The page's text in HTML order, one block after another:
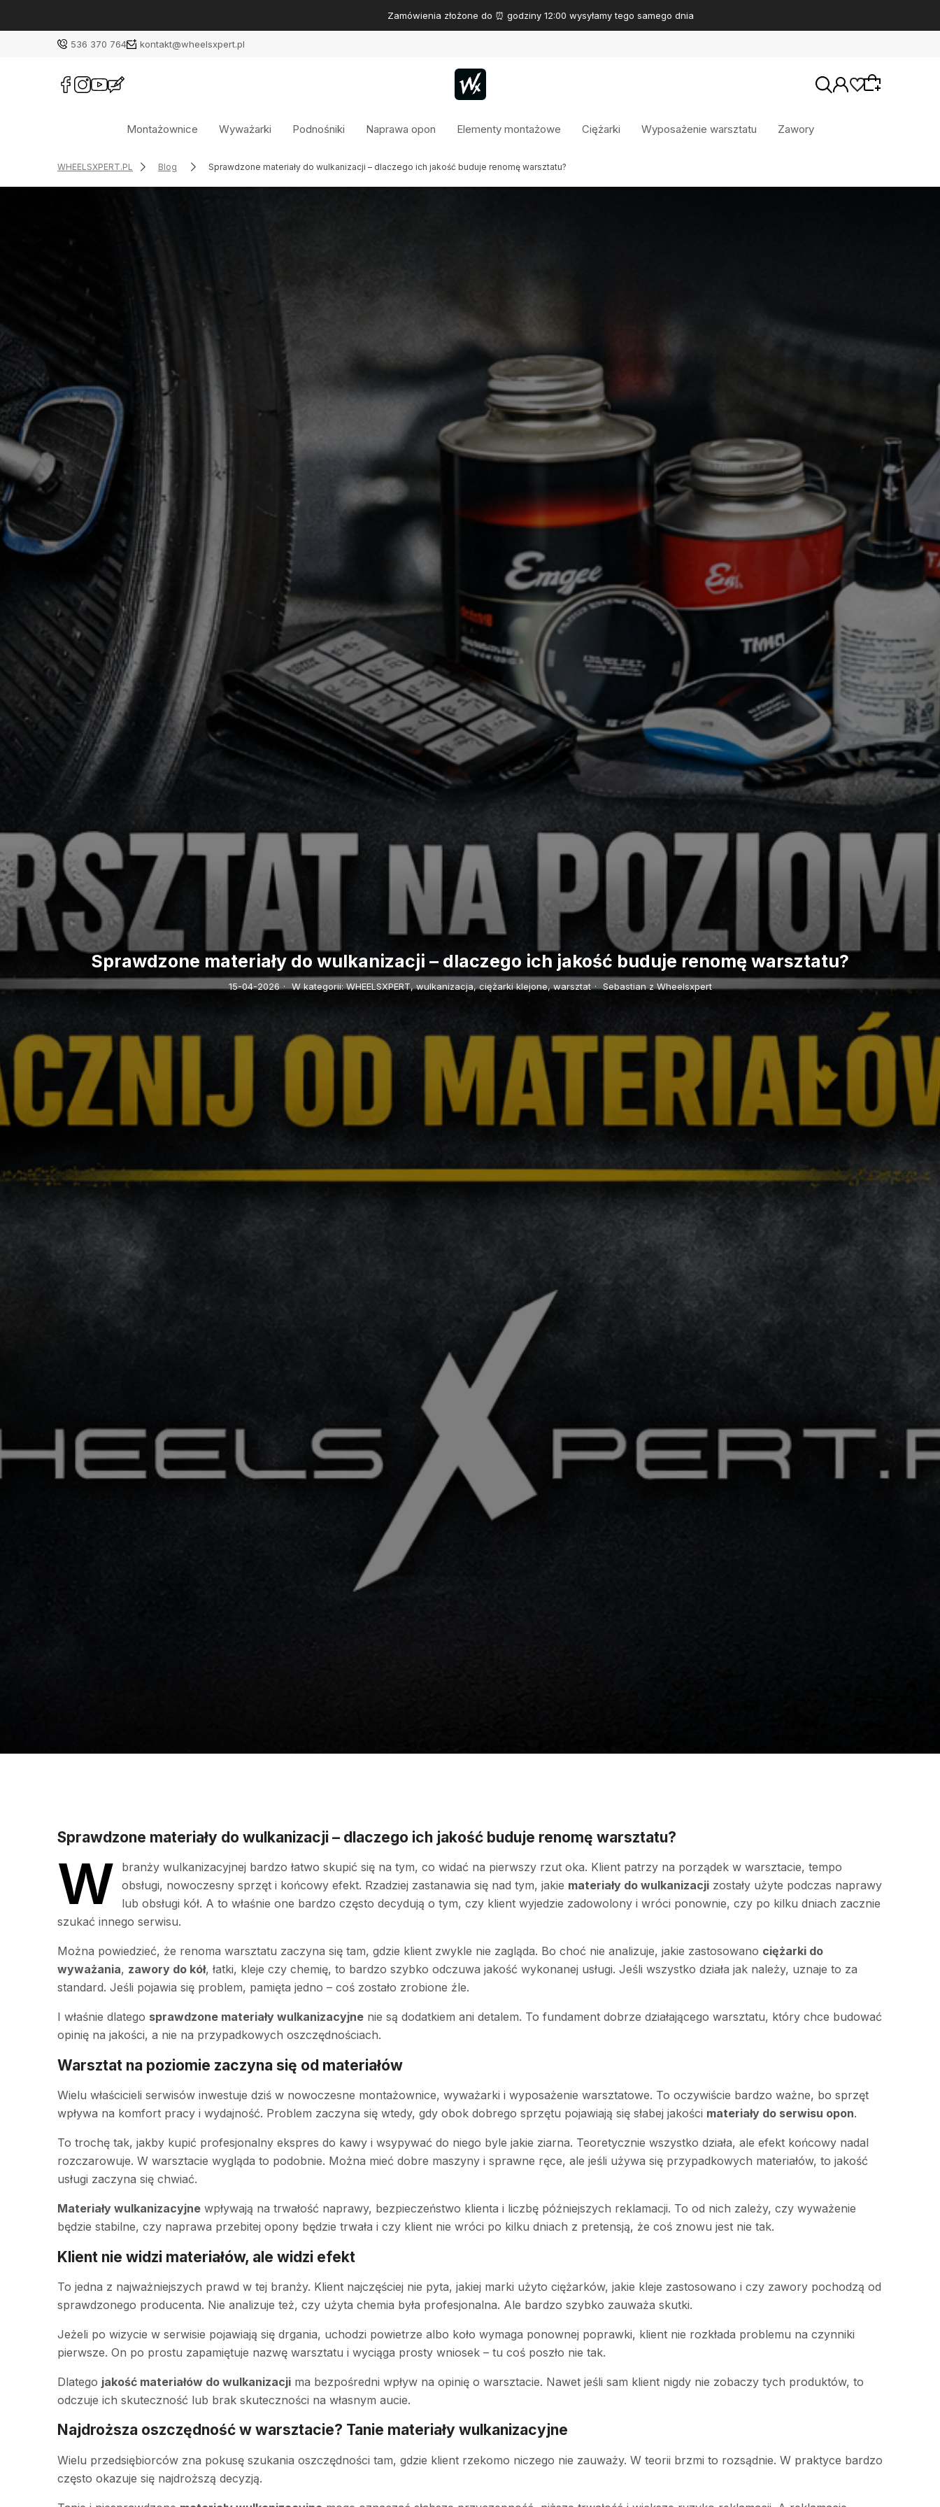
Zamówienia złożone do ⏰ godziny 12:00 wysyłamy tego samego dnia
536 370 764 kontakt@wheelsxpert.pl
Montażownice Wyważarki Podnośniki Naprawa opon Elementy montażowe Ciężarki Wyposażenie warsztatu Zawory
WHEELSXPERT.PL Blog Sprawdzone materiały do wulkanizacji – dlaczego ich jakość buduje renomę warsztatu?
Sprawdzone materiały do wulkanizacji – dlaczego ich jakość buduje renomę warsztatu?
15-04-2026 · W kategorii:WHEELSXPERT,wulkanizacja,ciężarki klejone,warsztat · Sebastian z Wheelsxpert
Sprawdzone materiały do wulkanizacji – dlaczego ich jakość buduje renomę warsztatu?
W
branży wulkanizacyjnej bardzo łatwo skupić się na tym, co widać na pierwszy rzut oka. Klient patrzy na porządek w warsztacie, tempo
obsługi, nowoczesny sprzęt i końcowy efekt. Rzadziej zastanawia się nad tym, jakie materiały do wulkanizacji zostały użyte podczas naprawy
lub obsługi kół. A to właśnie one bardzo często decydują o tym, czy klient wyjedzie zadowolony i wróci ponownie, czy po kilku dniach zacznie
szukać innego serwisu.
Można powiedzieć, że renoma warsztatu zaczyna się tam, gdzie klient zwykle nie zagląda. Bo choć nie analizuje, jakie zastosowano ciężarki do
wyważania, zawory do kół, łatki, kleje czy chemię, to bardzo szybko odczuwa jakość wykonanej usługi. Jeśli wszystko działa jak należy, uznaje to za
standard. Jeśli pojawia się problem, pamięta jedno – coś zostało zrobione źle.
I właśnie dlatego sprawdzone materiały wulkanizacyjne nie są dodatkiem ani detalem. To fundament dobrze działającego warsztatu, który chce budować
opinię na jakości, a nie na przypadkowych oszczędnościach.
Warsztat na poziomie zaczyna się od materiałów
Wielu właścicieli serwisów inwestuje dziś w nowoczesne montażownice, wyważarki i wyposażenie warsztatowe. To oczywiście bardzo ważne, bo sprzęt
wpływa na komfort pracy i wydajność. Problem zaczyna się wtedy, gdy obok dobrego sprzętu pojawiają się słabej jakości materiały do serwisu opon.
To trochę tak, jakby kupić profesjonalny ekspres do kawy i wsypywać do niego byle jakie ziarna. Teoretycznie wszystko działa, ale efekt końcowy nadal
rozczarowuje. W warsztacie wygląda to podobnie. Można mieć dobre maszyny i sprawne ręce, ale jeśli używa się przypadkowych materiałów, to jakość
usługi zaczyna się chwiać.
Materiały wulkanizacyjne wpływają na trwałość naprawy, bezpieczeństwo klienta i liczbę późniejszych reklamacji. To od nich zależy, czy wyważenie
będzie stabilne, czy naprawa przebitej opony będzie trwała i czy klient nie wróci po kilku dniach z pretensją, że coś znowu jest nie tak.
Klient nie widzi materiałów, ale widzi efekt
To jedna z najważniejszych prawd w tej branży. Klient najczęściej nie pyta, jakiej marki użyto ciężarków, jakie kleje zastosowano i czy zawory pochodzą od
sprawdzonego producenta. Nie analizuje też, czy użyta chemia była profesjonalna. Ale bardzo szybko zauważa skutki.
Jeżeli po wizycie w serwisie pojawiają się drgania, uchodzi powietrze albo koło wymaga ponownej poprawki, klient nie rozkłada problemu na czynniki
pierwsze. On po prostu zapamiętuje nazwę warsztatu i wyciąga prosty wniosek – tu coś poszło nie tak.
Dlatego jakość materiałów do wulkanizacji ma bezpośredni wpływ na opinię o warsztacie. Nawet jeśli sam klient nigdy nie zobaczy tych produktów, to
odczuje ich skuteczność lub brak skuteczności na własnym aucie.
Najdroższa oszczędność w warsztacie? Tanie materiały wulkanizacyjne
Wielu przedsiębiorców zna pokusę szukania oszczędności tam, gdzie klient rzekomo niczego nie zauważy. W teorii brzmi to rozsądnie. W praktyce bardzo
często okazuje się najdroższą decyzją.